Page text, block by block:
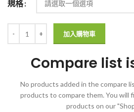
規格
加入購物車
Compare list
No products added in the compare
products to compare them. You will
products on our